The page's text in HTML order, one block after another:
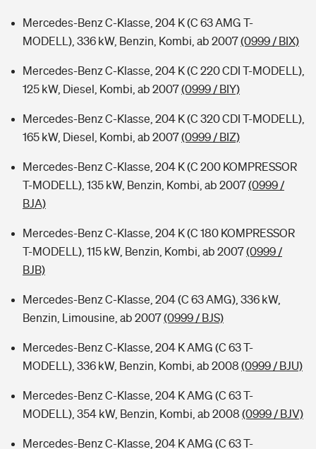
Mercedes-Benz C-Klasse, 204 K (C 63 AMG T-
MODELL), 336 kW, Benzin, Kombi, ab 2007(0999 / BIX)
Mercedes-Benz C-Klasse, 204 K (C 220 CDI T-MODELL),
125 kW, Diesel, Kombi, ab 2007(0999 / BIY)
Mercedes-Benz C-Klasse, 204 K (C 320 CDI T-MODELL),
165 kW, Diesel, Kombi, ab 2007(0999 / BIZ)
Mercedes-Benz C-Klasse, 204 K (C 200 KOMPRESSOR
T-MODELL), 135 kW, Benzin, Kombi, ab 2007(0999 /
BJA)
Mercedes-Benz C-Klasse, 204 K (C 180 KOMPRESSOR
T-MODELL), 115 kW, Benzin, Kombi, ab 2007(0999 /
BJB)
Mercedes-Benz C-Klasse, 204 (C 63 AMG), 336 kW,
Benzin, Limousine, ab 2007(0999 / BJS)
Mercedes-Benz C-Klasse, 204 K AMG (C 63 T-
MODELL), 336 kW, Benzin, Kombi, ab 2008 (0999 / BJU)
Mercedes-Benz C-Klasse, 204 K AMG (C 63 T-
MODELL), 354 kW, Benzin, Kombi, ab 2008 (0999 / BJV)
Mercedes-Benz C-Klasse, 204 K AMG (C 63 T-